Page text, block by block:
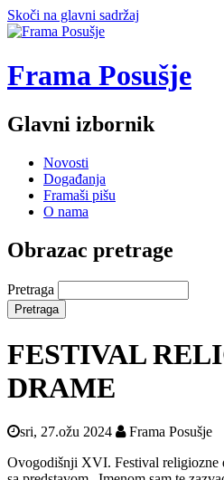
Skoči na glavni sadržaj
Frama Posušje
Glavni izbornik
Novosti
Događanja
Framaši pišu
O nama
Obrazac pretrage
Pretraga
FESTIVAL
DRAME
sri, 27.ožu 2024
Frama Posušje
Ovogodišnji XVI. Festival religiozne